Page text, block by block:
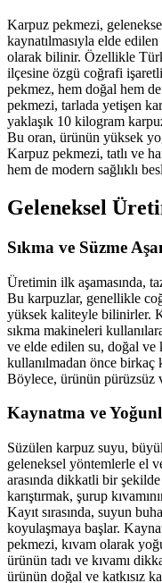
Karpuz pekmezi,
kaynatılmasıyla elde
olarak bilinir. Özellikle
ilçesine özgü coğrafi
pekmez, hem doğal hem
pekmezi, tarlada yetişen
yaklaşık 10 kilogram
Bu oran, ürünün yüksek
Karpuz pekmezi, tatlı ve
hem de modern sağlıklı
Geleneksel
Sıkma ve Süzme
Üretimin ilk aşamasında,
Bu karpuzlar, genellikle
yüksek kaliteyle bilinirler.
sıkma makineleri
ve elde edilen su, doğal ve
kullanılmadan önce birkaç
Böylece, ürünün pürüzsüz
Kaynatma ve
Süzülen karpuz suyu,
geleneksel yöntemlerle el
arasında dikkatli bir
karıştırmak, şurup
Kayıt sırasında, suyun
koyulaşmaya başlar.
pekmezi, kıvam olarak
ürünün tadı ve kıvamı
ürünün doğal ve katkısız